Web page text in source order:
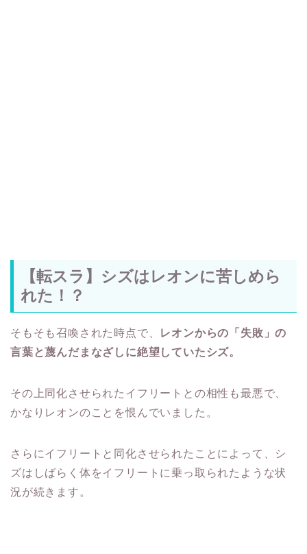
【転スラ】シズはレオンに苦しめら
れた！？
そもそも召喚された時点で、 レオンからの「失敗」の
言葉と蔑んだまなざしに絶望していたシズ。
その上同化させられたイフリートとの相性も最悪で、
かなりレオンのことを恨んでいました。
さらにイフリートと同化させられたことによって、シ
ズはしばらく体をイフリートに乗っ取られたような状
況が続きます。